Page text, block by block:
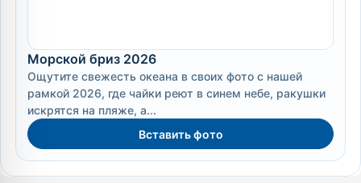
Морской бриз 2026
Ощутите свежесть океана в своих фото с нашей
рамкой 2026, где чайки реют в синем небе, ракушки
искрятся на пляже, а...
Вставить фото